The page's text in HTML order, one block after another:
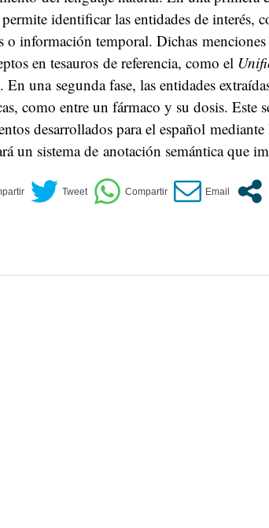
identificar las entidades de interés,
o información temporal. Dichas
en tesauros de referencia, como el
En una segunda fase, las entidades
como entre un fármaco y su dosis. Este
desarrollados para el español
un sistema de anotación semántica que